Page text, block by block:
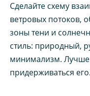
Сделайте схему
ветровых потоков,
зоны тени и
стиль: природный,
минимализм. Лучше
придерживаться его.